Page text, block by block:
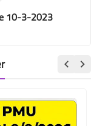
10-3-2023